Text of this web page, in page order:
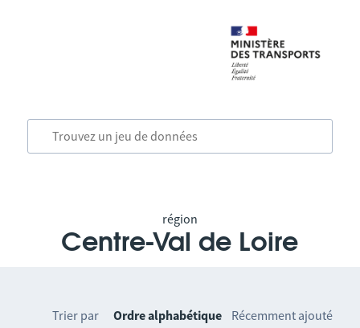
région
Centre-Val de Loire
Trier par Ordre alphabétique Récemment ajouté